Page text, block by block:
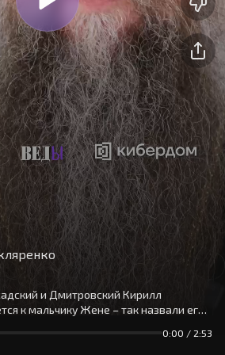
и Дмитровский Кирилл
к мальчику Жене – так назвали его
и не догадывается, что вера
частью его жизни, а всей жизнью.
0:00 / 2:53
cookies.
сайт,
условия
Окей